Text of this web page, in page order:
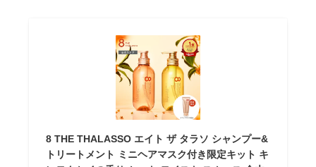
8 THE THALASSO エイト ザ タラソ シャンプー&
トリートメント ミニヘアマスク付き限定キット キ